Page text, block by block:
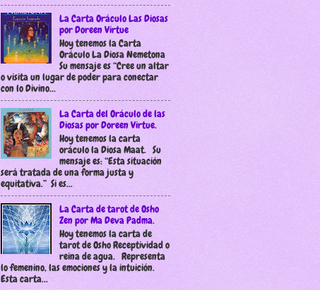
La Carta Oráculo Las Diosas
por Doreen Virtue
Hoy tenemos la Carta
Oráculo La Diosa Nemetona
Su mensaje es “Cree un altar
o visita un lugar de poder para conectar
con lo Divino...
La Carta del Oráculo de las
Diosas por Doreen Virtue.
Hoy tenemos la carta
oráculo la Diosa Maat. Su
mensaje es: “Esta situación
será tratada de una forma justa y
equitativa.” Si es...
La Carta de tarot de Osho
Zen por Ma Deva Padma.
Hoy tenemos la carta de
tarot de Osho Receptividad o
reina de agua. Representa
lo femenino, las emociones y la intuición.
Esta carta...